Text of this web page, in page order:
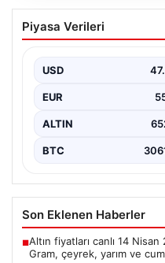
2 yaşındaki
manevrasıyla
Kurtaran Görevlilere
"İstanbul Sabiha…
Piyasa Verileri
USD
EUR
ALTIN
BTC
Son Eklenen Haberler
■Altın fiyatları canlı 14
Gram, çeyrek, yarım ve